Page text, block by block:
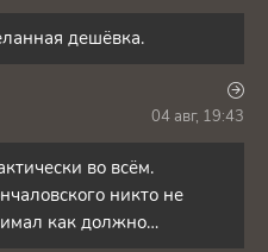
дешёвка.
04 авг, 19:43
во всём.
никто не
как должно